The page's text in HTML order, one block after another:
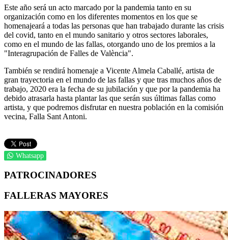
Este año será un acto marcado por la pandemia tanto en su
organización como en los diferentes momentos en los que se
homenajeará a todas las personas que han trabajado durante las crisis
del covid, tanto en el mundo sanitario y otros sectores laborales,
como en el mundo de las fallas, otorgando uno de los premios a la
"Interagrupación de Falles de València".
También se rendirá homenaje a Vicente Almela Caballé, artista de
gran trayectoria en el mundo de las fallas y que tras muchos años de
trabajo, 2020 era la fecha de su jubilación y que por la pandemia ha
debido atrasarla hasta plantar las que serán sus últimas fallas como
artista, y que podremos disfrutar en nuestra población en la comisión
vecina, Falla Sant Antoni.
Whatsapp
PATROCINADORES
FALLERAS MAYORES